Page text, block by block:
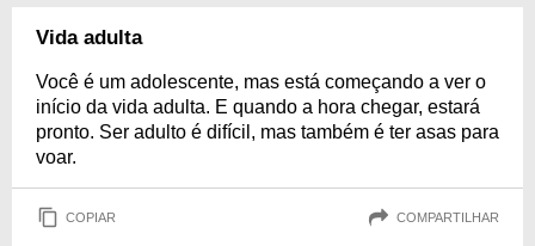
Vida adulta
Você é um adolescente, mas está começando a ver o
início da vida adulta. E quando a hora chegar, estará
pronto. Ser adulto é difícil, mas também é ter asas para
voar.
COPIAR COMPARTILHAR